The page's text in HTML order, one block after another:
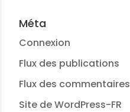
Méta
Connexion
Flux des publications
Flux des commentaires
Site de WordPress-FR